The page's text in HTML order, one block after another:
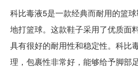
科比毒液5是一款经典而耐用的篮
地打篮球。这款鞋子采用了优质面
具有很好的耐用性和稳定性。科比
理，包裹性非常好，能够给予脚部